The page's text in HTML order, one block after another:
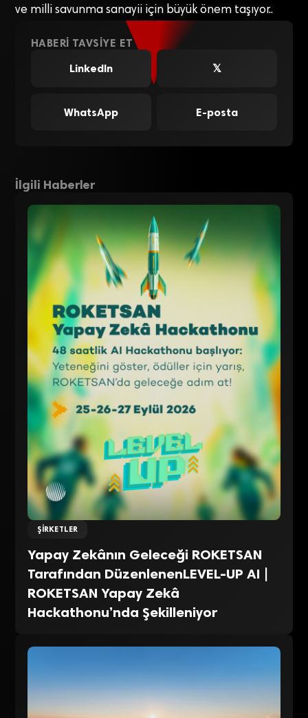
ve milli savunma sanayii için büyük önem taşıyor..
HABERI TAVSIYE ET
LinkedIn
𝕏
WhatsApp E-posta
İlgili Haberler
ŞIRKETLER
Yapay Zekânın Geleceği ROKETSAN
Tarafından DüzenlenenLEVEL-UP AI |
ROKETSAN Yapay Zekâ
Hackathonu’nda Şekilleniyor